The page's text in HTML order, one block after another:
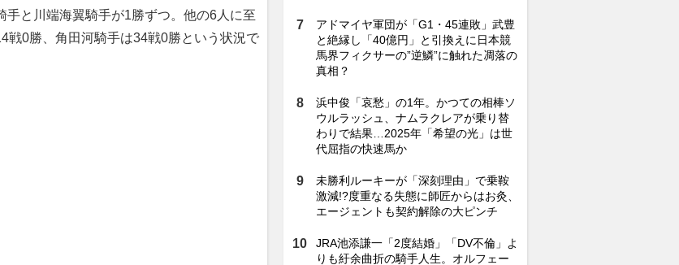
と川端海翼騎手が1勝ずつ。他の6人に至
戦0勝、角田河騎手は34戦0勝という状況で
アドマイヤ軍団が「G1・45連敗」武豊
と絶縁し「40億円」と引換えに日本競
馬界フィクサーの”逆鱗”に触れた凋落の
真相？
浜中俊「哀愁」の1年。かつての相棒ソ
ウルラッシュ、ナムラクレアが乗り替
わりで結果…2025年「希望の光」は世
代屈指の快速馬か
未勝利ルーキーが「深刻理由」で乗鞍
激減!?度重なる失態に師匠からはお灸、
エージェントも契約解除の大ピンチ
JRA池添謙一「2度結婚」「DV不倫」よ
りも紆余曲折の騎手人生。オルフェー